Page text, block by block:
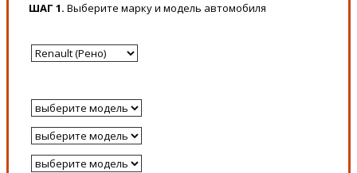
ШАГ 1. Выберите марку и модель автомобиля